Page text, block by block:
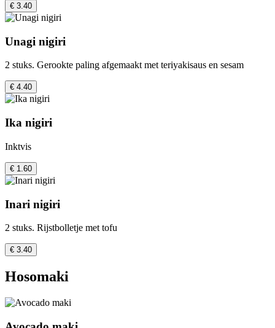
€ 3.40
Unagi nigiri
2 stuks. Gerookte paling afgemaakt met teriyakisaus en sesam
€ 4.40
Ika nigiri
Inktvis
€ 1.60
Inari nigiri
2 stuks. Rijstbolletje met tofu
€ 3.40
Hosomaki